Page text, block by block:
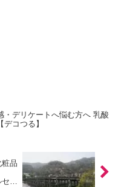
・デリケートへ悩む方へ 乳酸
コつる】
品
セッ